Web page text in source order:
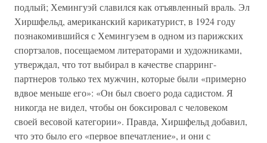
подлый; Хемингуэй славился как отъявленный враль. Эл
Хиршфельд, американский карикатурист, в 1924 году
познакомившийся с Хемингуэем в одном из парижских
спортзалов, посещаемом литераторами и художниками,
утверждал, что тот выбирал в качестве спарринг-
партнеров только тех мужчин, которые были «примерно
вдвое меньше его»: «Он был своего рода садистом. Я
никогда не видел, чтобы он боксировал с человеком
своей весовой категории». Правда, Хиршфельд добавил,
что это было его «первое впечатление», и они с